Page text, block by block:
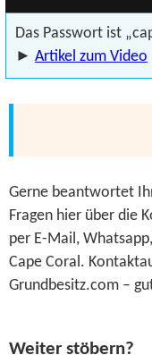
Das Passwort ist
► Artikel zum Video
Gerne beantwortet
Fragen hier über die
per E-Mail,
Cape Coral.
Grundbesitz.com –
Weiter stöbern?